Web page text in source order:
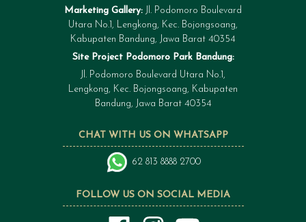
FOLLOW US ON SOCIAL MEDIA
CHAT WITH US ON WHATSAPP
62 813 8888 2700
Marketing Gallery: Jl. Podomoro Boulevard
Utara No.1, Lengkong, Kec. Bojongsoang,
Kabupaten Bandung, Jawa Barat 40354
Site Project Podomoro Park Bandung:
Jl. Podomoro Boulevard Utara No.1,
Lengkong, Kec. Bojongsoang, Kabupaten
Bandung, Jawa Barat 40354